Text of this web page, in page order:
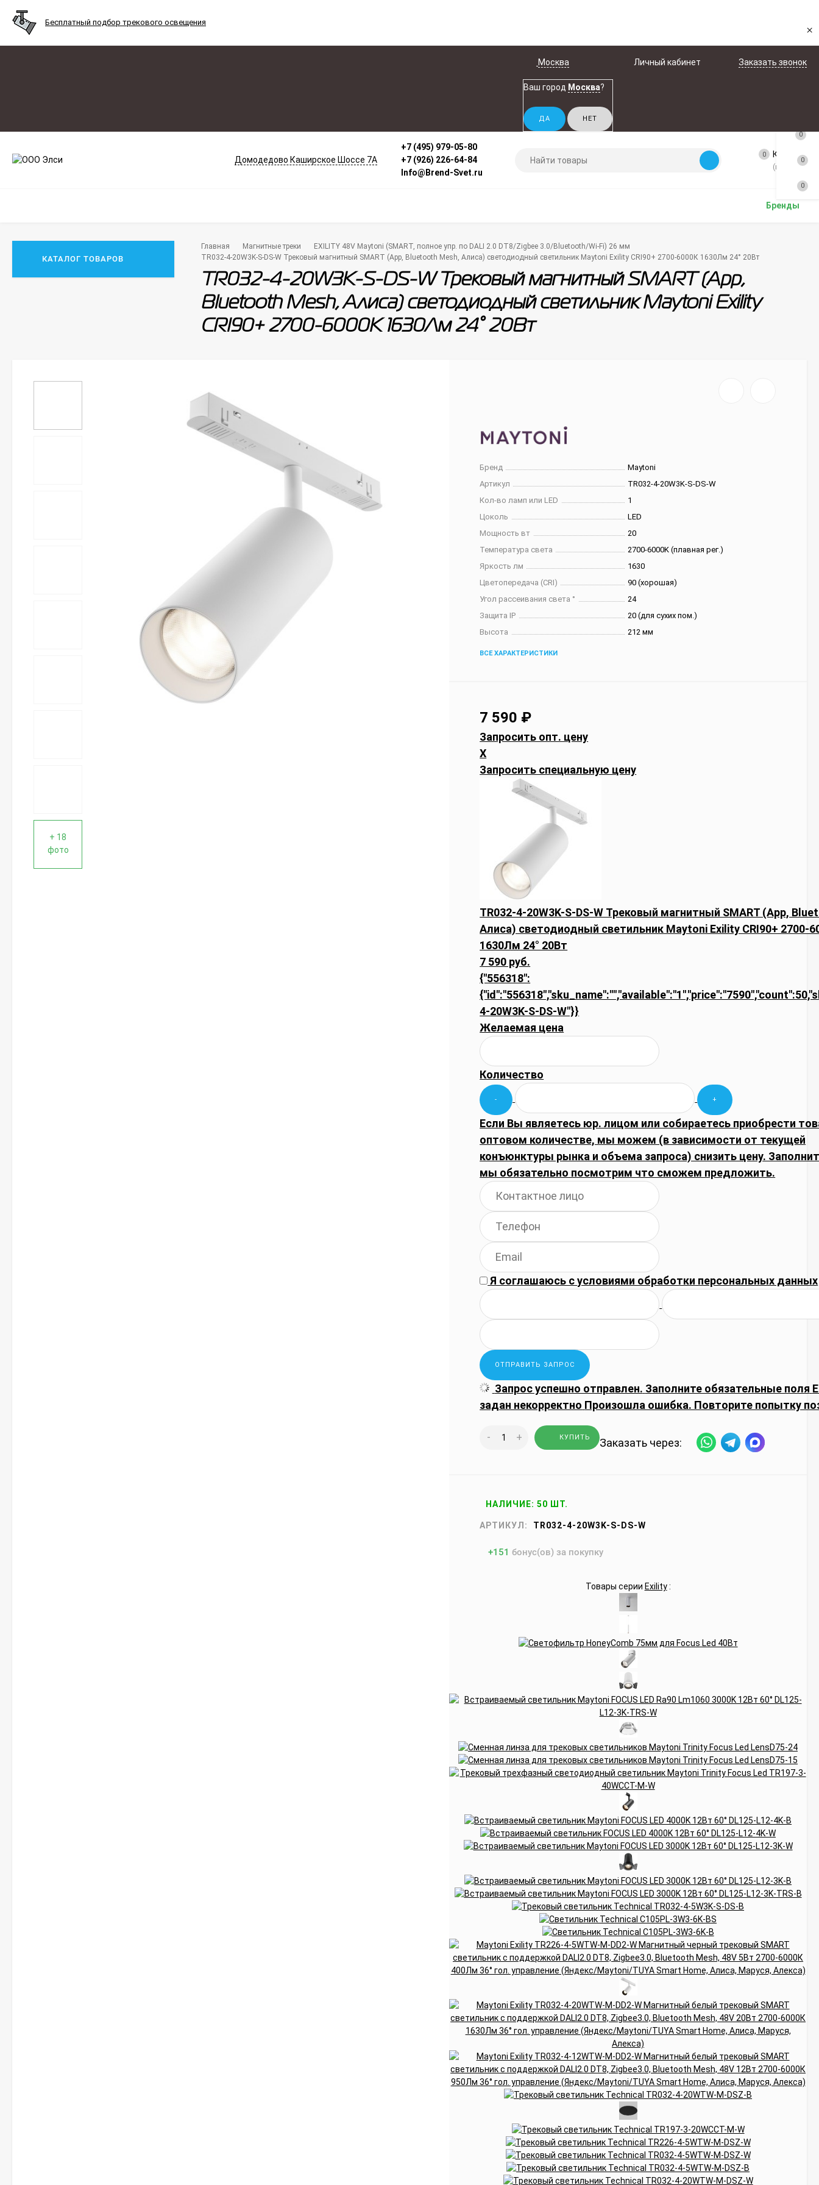
Бесплатный подбор трекового освещения
×
Москва
Ваш город Москва?
Личный кабинет Заказать звонок
Домодедово Каширское Шоссе 7А
+7 (495) 979-05-80
+7 (926) 226-64-84
Info@Brend-Svet.ru
0 Корзина
(пусто)
Бренды
КАТАЛОГ ТОВАРОВ
Главная Магнитные треки
EXILITY 48V Maytoni (SMART, полное упр. по DALI 2.0 DT8/Zigbee 3.0/Bluetooth/Wi-Fi) 26 мм
TR032-4-20W3K-S-DS-W Трековый магнитный SMART (App, Bluetooth Mesh, Алиса) светодиодный светильник Maytoni Exility CRI90+ 2700-6000К 1630Лм 24° 20Вт
TR032-4-20W3K-S-DS-W Трековый магнитный SMART (App,
Bluetooth Mesh, Алиса) светодиодный светильник Maytoni Exility
CRI90+ 2700-6000К 1630Лм 24° 20Вт
+ 18
фото
Бренд
Maytoni
Артикул
TR032-4-20W3K-S-DS-W
Кол-во ламп или LED
1
Цоколь
LED
Мощность вт
20
Температура света
2700-6000K (плавная рег.)
Яркость лм
1630
Цветопередача (CRI)
90 (хорошая)
Угол рассеивания света °
24
Защита IP
20 (для сухих пом.)
Высота
212 мм
ВСЕ ХАРАКТЕРИСТИКИ
7 590 ₽
Запросить опт. цену
X
Запросить специальную цену
TR032-4-20W3K-S-DS-W Трековый магнитный SMART (App,
Алиса) светодиодный светильник Maytoni Exility CRI90+ 2700-
1630Лм 24° 20Вт
7 590 руб.
{"556318":
4-20W3K-S-DS-W"}}
Желаемая цена
Количество
Если Вы являетесь юр. лицом или собираетесь приобрести
оптовом количестве, мы можем (в зависимости от текущей
конъюнктуры рынка и объема запроса) снизить цену.
мы обязательно посмотрим что сможем предложить.
Я соглашаюсь сусловиями обработки персональных данных
Запрос успешно отправлен. Заполните обязательные поля
задан некорректно Произошла ошибка. Повторите попытку
- + КУПИТЬ Заказать через:
НАЛИЧИЕ: 50 ШТ.
АРТИКУЛ: TR032-4-20W3K-S-DS-W
+151 бонус(ов) за покупку
Товары серии Exility:
0
0
0